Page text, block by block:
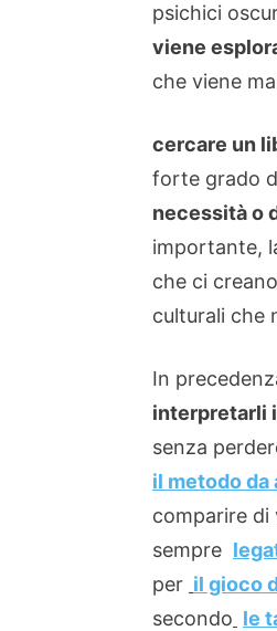
psichici
viene
che viene
cercare un
forte grado
necessità o
importante,
che ci
culturali che
In
interpretarli
senza
il metodo da
comparire di
sempre
per il gioco
secondo le